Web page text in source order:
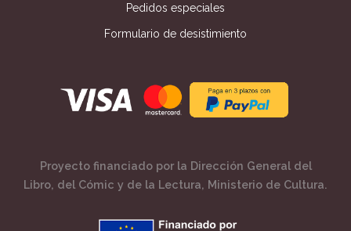
Pedidos especiales
Formulario de desistimiento
Proyecto financiado por la Dirección General del
Libro, del Cómic y de la Lectura, Ministerio de Cultura.